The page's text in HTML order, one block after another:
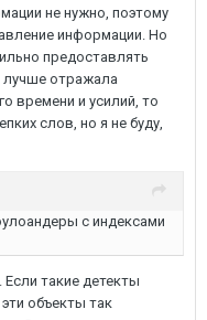
не нужно, поэтому
информации. Но
предоставлять
лучше отражала
времени и усилий, то
слов, но я не буду,
с индексами
такие детекты
объекты так